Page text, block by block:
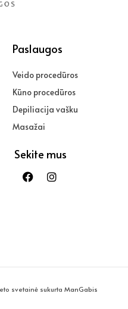
Paslaugos
Veido procedūros
Kūno procedūros
Depiliacija vašku
Masažai
Sekite mus
FacebookInstagram
svetainė sukurtaManGabis